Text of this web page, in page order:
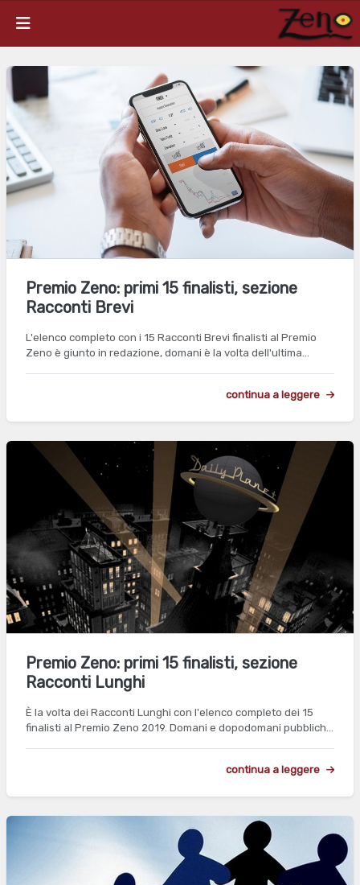
Premio Zeno: primi 15 finalisti, sezione
Racconti Brevi
L'elenco completo con i 15 Racconti Brevi finalisti al Premio
Zeno è giunto in redazione, domani è la volta dell'ultima…
continua a leggere
Premio Zeno: primi 15 finalisti, sezione
Racconti Lunghi
È la volta dei Racconti Lunghi con l'elenco completo dei 15
finalisti al Premio Zeno 2019. Domani e dopodomani pubblich…
continua a leggere